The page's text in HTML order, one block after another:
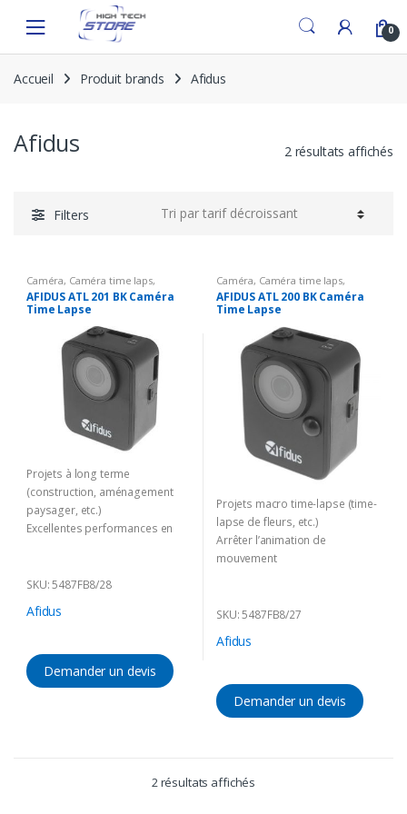
navigation
content
0
Accueil Produit brands Afidus
Afidus 2 résultats affichés
Filters
Caméra, Caméra time laps,
Solutions Broadcast
AFIDUS ATL 201 BK Caméra
Time Lapse
Projets à long terme
(construction, aménagement
paysager, etc.)
Excellentes performances en
pour les prises de vue de nuit.
SKU: 5487FB8/28
Afidus
Demander un devis
Caméra, Caméra time laps,
Solutions Broadcast
AFIDUS ATL 200 BK Caméra
Time Lapse
Projets macro time-lapse (time-
lapse de fleurs, etc.)
Arrêter l’animation de
mouvement
SKU: 5487FB8/27
Afidus
Demander un devis
2 résultats affichés